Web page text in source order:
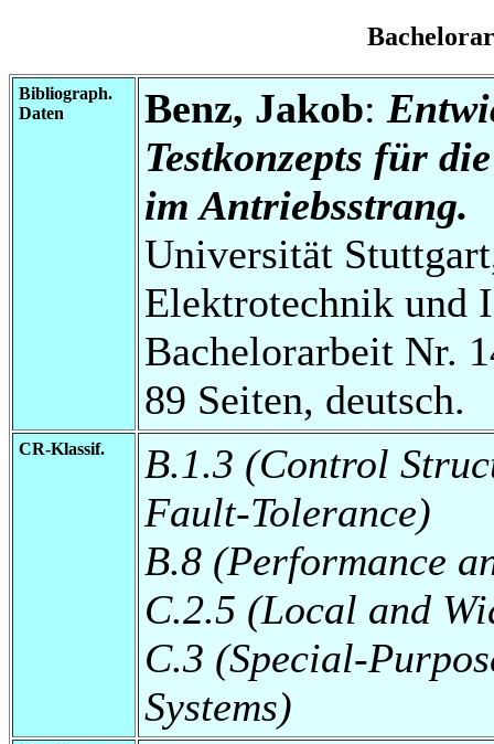
Bibliograph.
Daten
Benz, Jakob:
Testkonzepts für
im Antriebsstrang.
Universität
Elektrotechnik und
Bachelorarbeit Nr.
89 Seiten, deutsch.
CR-Klassif.
B.1.3 (Control
Fault-Tolerance)
B.8 (Performance
C.2.5 (Local and
C.3 (Special-
Systems)